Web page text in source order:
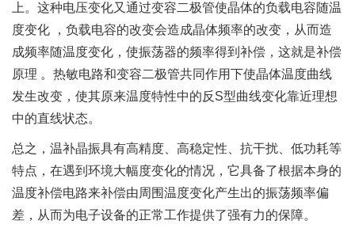
上。这种电压变化又通过变容二极管使晶体的负载电容随温
度变化 ，负载电容的改变会造成晶体频率的改变，从而造
成频率随温度变化，使振荡器的频率得到补偿，这就是补偿
原理 。热敏电路和变容二极管共同作用下使晶体温度曲线
发生改变，使其原来温度特性中的反S型曲线变化靠近理想
中的直线状态。
总之，温补晶振具有高精度、高稳定性、抗干扰、低功耗等
特点，在遇到环境大幅度变化的情况，它具备了根据本身的
温度补偿电路来补偿由周围温度变化产生出的振荡频率偏
差，从而为电子设备的正常工作提供了强有力的保障。